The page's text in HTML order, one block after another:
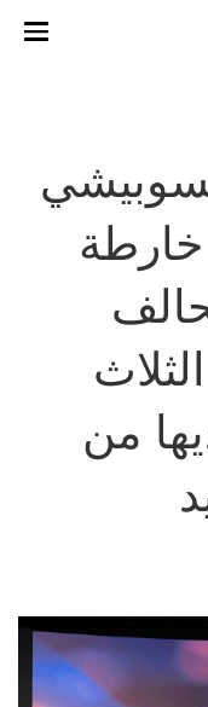
من